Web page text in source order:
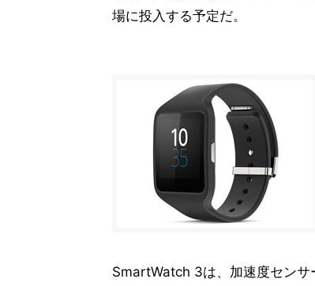
場に投入する予定だ。
SmartWatch 3は、加速度センサ